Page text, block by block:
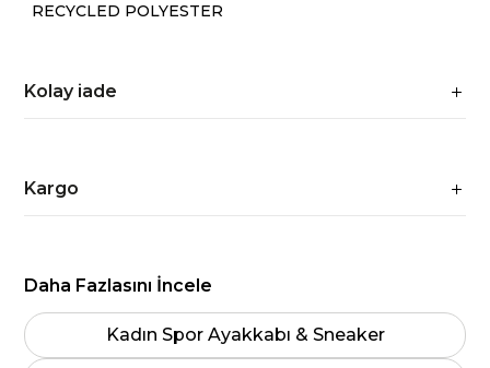
RECYCLED POLYESTER
Kolay iade
Kargo
Daha Fazlasını İncele
Kadın Spor Ayakkabı & Sneaker